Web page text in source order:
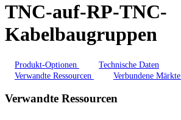
TNC-auf-RP-TNC-
Kabelbaugruppen
Produkt-Optionen
Technische Daten
Verwandte Ressourcen
Verbundene Märkte
Verwandte Ressourcen